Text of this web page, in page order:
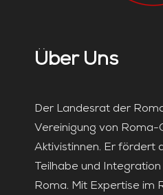
Über Uns
Der Landesrat der
Vereinigung von Roma-
Aktivistinnen. Er fördert
Teilhabe und
Roma. Mit Expertise im